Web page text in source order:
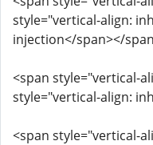
style="vertical-align:
injection</span></
<span style="vertical-
style="vertical-align:
<span style="vertical-